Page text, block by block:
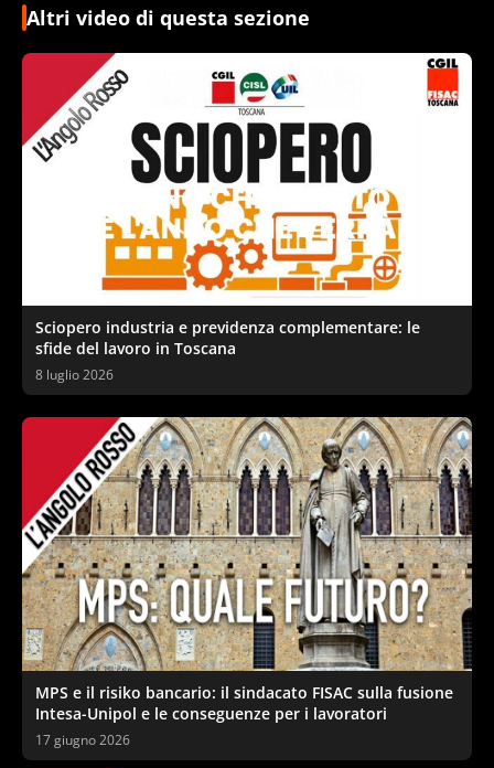
Altri video di questa sezione
Sciopero industria e previdenza complementare: le
sfide del lavoro in Toscana
8 luglio 2026
MPS e il risiko bancario: il sindacato FISAC sulla fusione
Intesa-Unipol e le conseguenze per i lavoratori
17 giugno 2026